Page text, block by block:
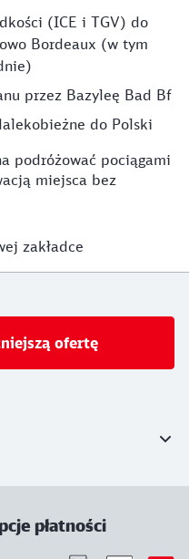
(ICE i TGV) do
Bordeaux (w tym
przez Bazyleę Bad Bf
do Polski
podróżować pociągami
miejsca bez
zakładce
ofertę
płatności